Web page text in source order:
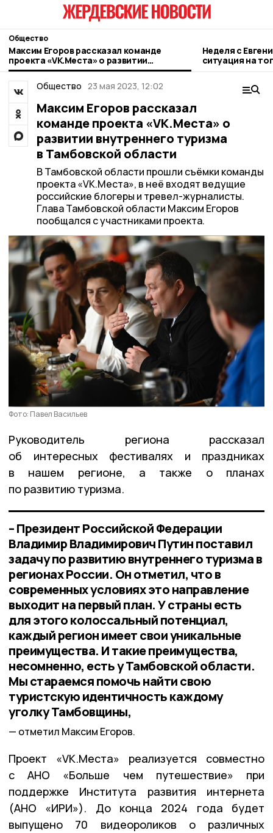
Общество
Максим Егоров рассказал команде
проекта «VK.Места» о развитии
внутреннего туризма в Тамбовской
области
Неделя с
ситуация на
городе и
Общество 23 мая 2023, 12:02
Максим Егоров рассказал
команде проекта «VK.Места» о
развитии внутреннего туризма
в Тамбовской области
В Тамбовской области прошли съёмки команды
проекта «VK.Места», в неё входят ведущие
российские блогеры и тревел-журналисты.
Глава Тамбовской области Максим Егоров
пообщался с участниками проекта.
Фото: Павел Васильев
Руководитель региона рассказал
об интересных фестивалях и праздниках
в нашем регионе, а также о планах
по развитию туризма.
– Президент Российской Федерации
Владимир Владимирович Путин поставил
задачу по развитию внутреннего туризма в
регионах России. Он отметил, что в
современных условиях это направление
выходит на первый план. У страны есть
для этого колоссальный потенциал,
каждый регион имеет свои уникальные
преимущества. И такие преимущества,
несомненно, есть у Тамбовской области.
Мы стараемся помочь найти свою
туристскую идентичность каждому
уголку Тамбовщины,
отметил Максим Егоров.
Проект «VK.Места» реализуется совместно
с АНО «Больше чем путешествие» при
поддержке Института развития интернета
(АНО «ИРИ»). До конца 2024 года будет
выпущено 70 видеороликов о различных